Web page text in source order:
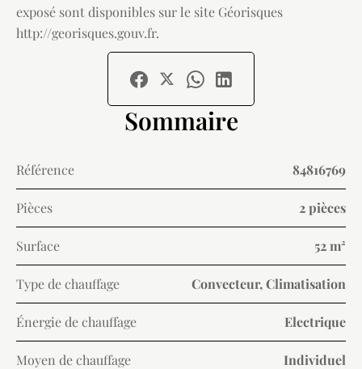
exposé sont disponibles sur le site Géorisques
http://georisques.gouv.fr.
Sommaire
Référence 84816769
Pièces 2 pièces
Surface 52 m²
Type de chauffage Convecteur, Climatisation
Énergie de chauffage Electrique
Moyen de chauffage Individuel